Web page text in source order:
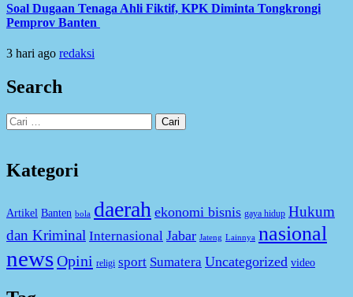
Soal Dugaan Tenaga Ahli Fiktif, KPK Diminta Tongkrongi
Pemprov Banten
3 hari ago redaksi
Search
Cari
untuk:
Kategori
Artikel Banten bola daerah ekonomi bisnis gaya hidup Hukum
dan Kriminal Internasional Jabar Jateng Lainnya nasional
newsOpini religi sport Sumatera Uncategorized video